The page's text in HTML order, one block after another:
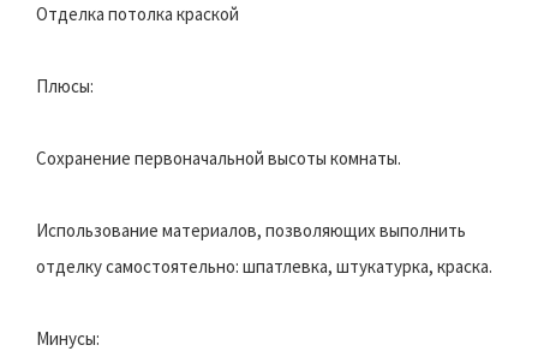
Отделка потолка краской
Плюсы:
Сохранение первоначальной высоты комнаты.
Использование материалов, позволяющих выполнить
отделку самостоятельно: шпатлевка, штукатурка, краска.
Минусы: